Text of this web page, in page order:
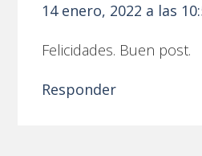
14 enero, 2022 a las
Felicidades. Buen post.
Responder